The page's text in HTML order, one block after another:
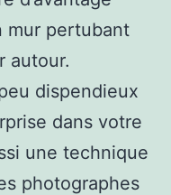
mur pertubant
autour.
dispendieux
dans votre
une technique
photographes